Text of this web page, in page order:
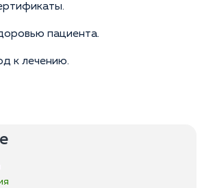
пациента.
к лечению.